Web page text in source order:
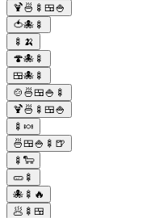
🍹🍜🍢🍱🍚
🍅🐙🍢
🍢🍌
🍄🐙🍢
🍱🐙🍢
🍲🍜🍱🍚🍢
🍹🍜🍢🍱🍚
🍢🍬
🍜🍱🍚🍢🍺
🍢🐑
🥒🍢
🐙🍢🔥
🥟🍢🍱